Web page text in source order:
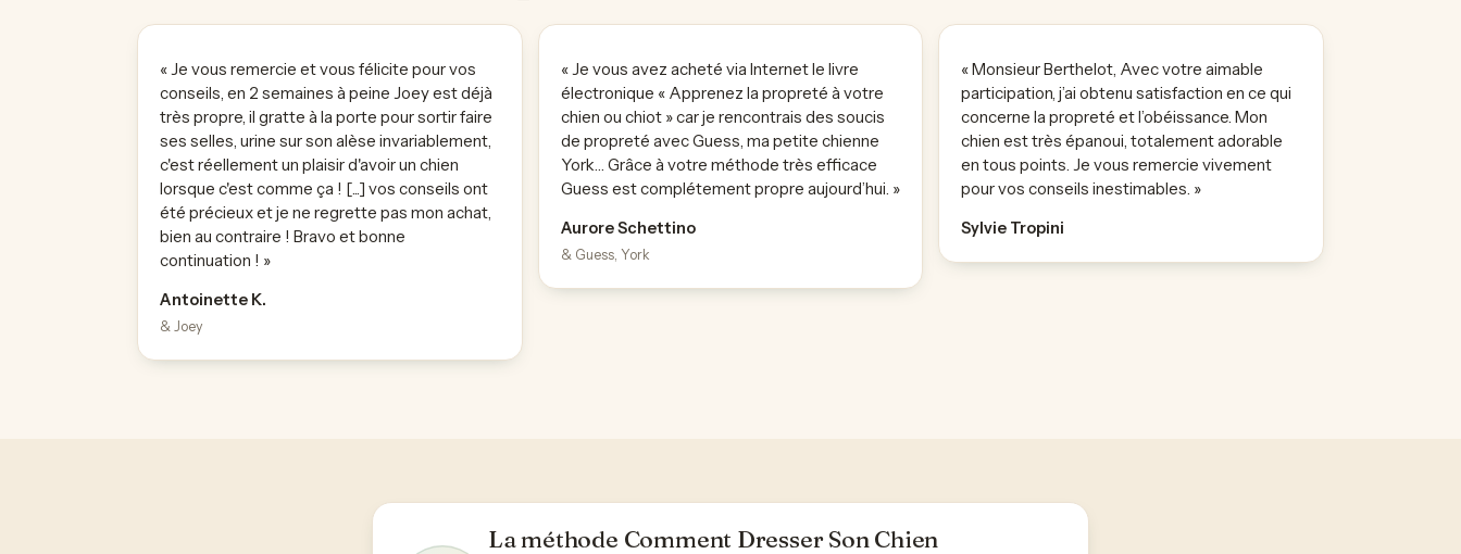
« Je vous remercie et vous félicite pour vos
conseils, en 2 semaines à peine Joey est déjà
très propre, il gratte à la porte pour sortir faire
ses selles, urine sur son alèse invariablement,
c'est réellement un plaisir d'avoir un chien
lorsque c'est comme ça ! [...] vos conseils ont
été précieux et je ne regrette pas mon achat,
bien au contraire ! Bravo et bonne
continuation ! »
Antoinette K.
& Joey
« Je vous avez acheté via Internet le livre
électronique « Apprenez la propreté à votre
chien ou chiot » car je rencontrais des soucis
de propreté avec Guess, ma petite chienne
York… Grâce à votre méthode très efficace
Guess est complétement propre aujourd’hui. »
Aurore Schettino
& Guess, York
« Monsieur Berthelot, Avec votre aimable
participation, j’ai obtenu satisfaction en ce qui
concerne la propreté et l’obéissance. Mon
chien est très épanoui, totalement adorable
en tous points. Je vous remercie vivement
pour vos conseils inestimables. »
Sylvie Tropini
La méthode Comment Dresser Son Chien